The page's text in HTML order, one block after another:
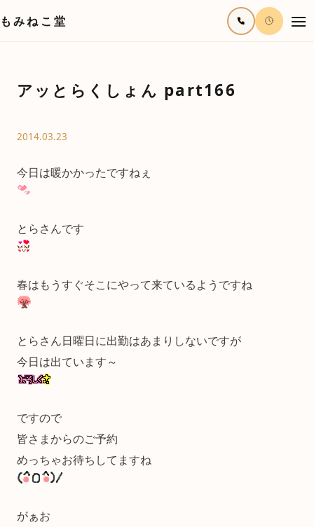
もみねこ堂
アッとらくしょん part166
2014.03.23
今日は暖かかったですねぇ
とらさんです
春はもうすぐそこにやって来ているようですね
とらさん日曜日に出勤はあまりしないですが
今日は出ています～
ですので
皆さまからのご予約
めっちゃお待ちしてますね
がぁお